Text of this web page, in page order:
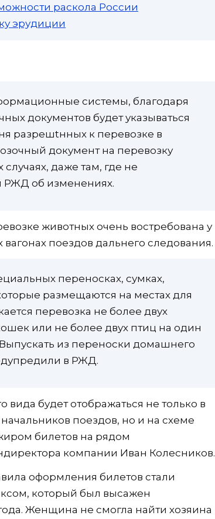
раскола России
эрудиции
системы, благодаря
документов будет указываться
разрешtнных к перевозке в
документ на перевозку
даже там, где не
РЖД об изменениях.
животных очень востребована у
поездов дальнего следования.
переносках, сумках,
размещаются на местах для
перевозка не более двух
или не более двух птиц на один
из переноски домашнего
в РЖД.
будет отображаться не только в
поездов, но и на схеме
билетов на рядом
компании Иван Колесников.
оформления билетов стали
который был высажен
Женщина не смогла найти хозяина